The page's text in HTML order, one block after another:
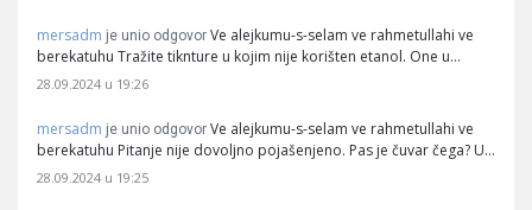
mersadm je unio odgovor Ve alejkumu-s-selam ve rahmetullahi ve
berekatuhu Tražite tiknture u kojim nije korišten etanol. One u…
28.09.2024 u 19:26
mersadm je unio odgovor Ve alejkumu-s-selam ve rahmetullahi ve
berekatuhu Pitanje nije dovoljno pojašenjeno. Pas je čuvar čega? U…
28.09.2024 u 19:25